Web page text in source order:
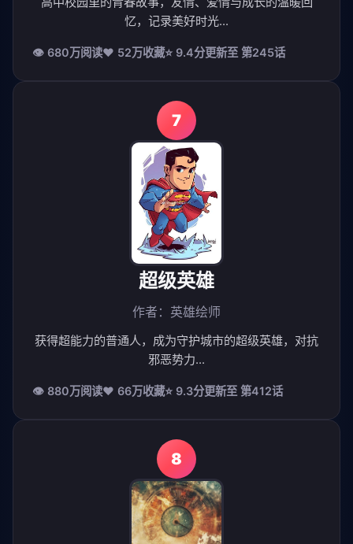
忆，记录美好时光...
👁 680万阅读❤️ 52万收藏⭐ 9.4分更新至 第245话
7
超级英雄
作者：英雄绘师
获得超能力的普通人，成为守护城市的超级英雄，对抗
邪恶势力...
👁 880万阅读❤️ 66万收藏⭐ 9.3分更新至 第412话
8